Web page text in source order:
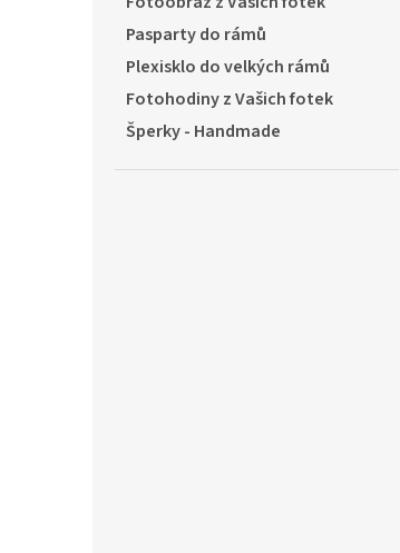
Pasparty do rámů
Plexisklo do velkých rámů
Fotohodiny z Vašich fotek
Šperky - Handmade